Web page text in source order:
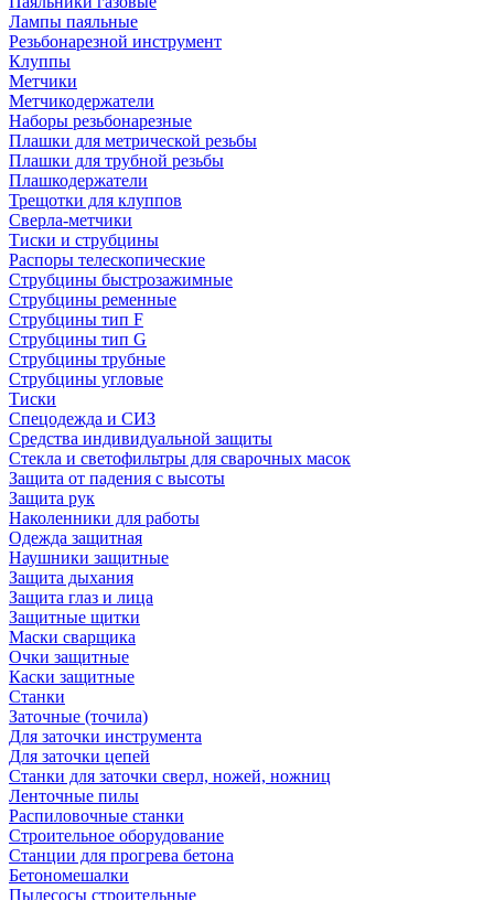
Лампы паяльные
Резьбонарезной инструмент
Клуппы
Метчики
Метчикодержатели
Наборы резьбонарезные
Плашки для метрической резьбы
Плашки для трубной резьбы
Плашкодержатели
Трещотки для клуппов
Сверла-метчики
Тиски и струбцины
Распоры телескопические
Струбцины быстрозажимные
Струбцины ременные
Струбцины тип F
Струбцины тип G
Струбцины трубные
Струбцины угловые
Тиски
Спецодежда и СИЗ
Средства индивидуальной защиты
Стекла и светофильтры для сварочных масок
Защита от падения с высоты
Защита рук
Наколенники для работы
Одежда защитная
Наушники защитные
Защита дыхания
Защита глаз и лица
Защитные щитки
Маски сварщика
Очки защитные
Каски защитные
Станки
Заточные (точила)
Для заточки инструмента
Для заточки цепей
Станки для заточки сверл, ножей, ножниц
Ленточные пилы
Распиловочные станки
Строительное оборудование
Станции для прогрева бетона
Бетономешалки
Пылесосы строительные